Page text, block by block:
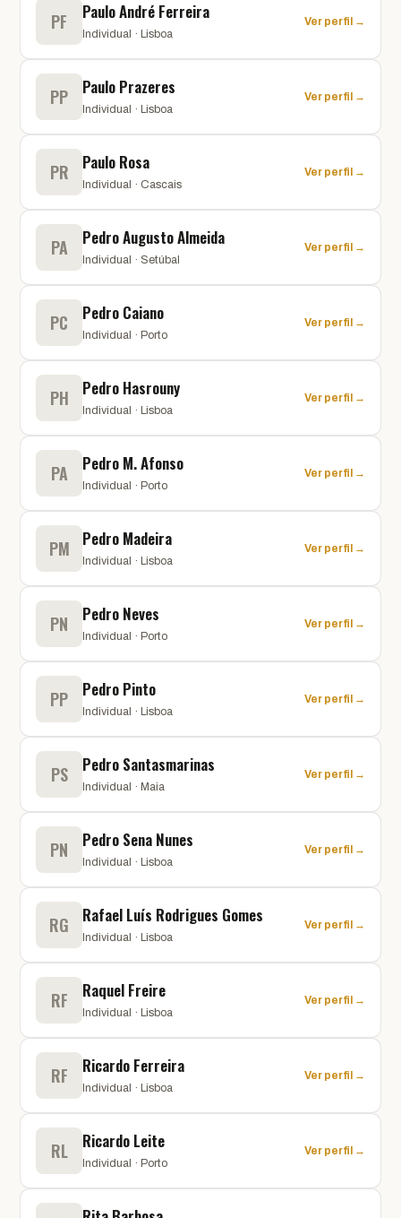
PF Paulo André Ferreira
Individual · Lisboa
Ver perfil →
PP Paulo Prazeres
Individual · Lisboa
Ver perfil →
PR Paulo Rosa
Individual · Cascais
Ver perfil →
PA Pedro Augusto Almeida
Individual · Setúbal
Ver perfil →
PC Pedro Caiano
Individual · Porto
Ver perfil →
PH Pedro Hasrouny
Individual · Lisboa
Ver perfil →
PA Pedro M. Afonso
Individual · Porto
Ver perfil →
PM Pedro Madeira
Individual · Lisboa
Ver perfil →
PN Pedro Neves
Individual · Porto
Ver perfil →
PP Pedro Pinto
Individual · Lisboa
Ver perfil →
PS Pedro Santasmarinas
Individual · Maia
Ver perfil →
PN Pedro Sena Nunes
Individual · Lisboa
Ver perfil →
RG Rafael Luís Rodrigues Gomes
Individual · Lisboa
Ver perfil →
RF Raquel Freire
Individual · Lisboa
Ver perfil →
RF Ricardo Ferreira
Individual · Lisboa
Ver perfil →
RL Ricardo Leite
Individual · Porto
Ver perfil →